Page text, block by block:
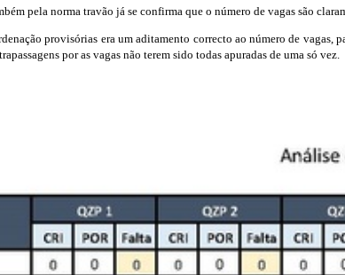
pela norma travão já se confirma que o número de vagas são
provisórias era um aditamento correcto ao número de
por as vagas não terem sido todas apuradas de uma só vez.